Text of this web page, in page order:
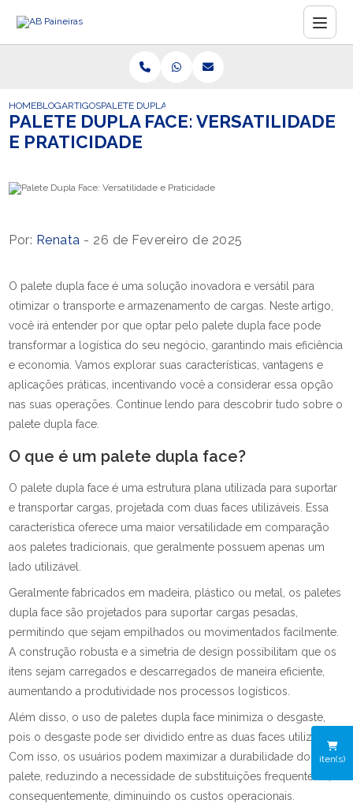
iten(s)
HOMEBLOGARTIGOSPALETE DUPLA FACE: VERSATILIDADE E PRATICIDADE
PALETE DUPLA FACE: VERSATILIDADE
E PRATICIDADE
Por: Renata - 26 de Fevereiro de 2025
O palete dupla face é uma solução inovadora e versátil para
otimizar o transporte e armazenamento de cargas. Neste artigo,
você irá entender por que optar pelo palete dupla face pode
transformar a logística do seu negócio, garantindo mais eficiência
e economia. Vamos explorar suas características, vantagens e
aplicações práticas, incentivando você a considerar essa opção
nas suas operações. Continue lendo para descobrir tudo sobre o
palete dupla face.
O que é um palete dupla face?
O palete dupla face é uma estrutura plana utilizada para suportar
e transportar cargas, projetada com duas faces utilizáveis. Essa
característica oferece uma maior versatilidade em comparação
aos paletes tradicionais, que geralmente possuem apenas um
lado utilizável.
Geralmente fabricados em madeira, plástico ou metal, os paletes
dupla face são projetados para suportar cargas pesadas,
permitindo que sejam empilhados ou movimentados facilmente.
A construção robusta e a simetria de design possibilitam que os
itens sejam carregados e descarregados de maneira eficiente,
aumentando a produtividade nos processos logísticos.
Além disso, o uso de paletes dupla face minimiza o desgaste,
pois o desgaste pode ser dividido entre as duas faces utilizáveis.
Com isso, os usuários podem maximizar a durabilidade do
palete, reduzindo a necessidade de substituições frequentes e,
consequentemente, diminuindo os custos operacionais.